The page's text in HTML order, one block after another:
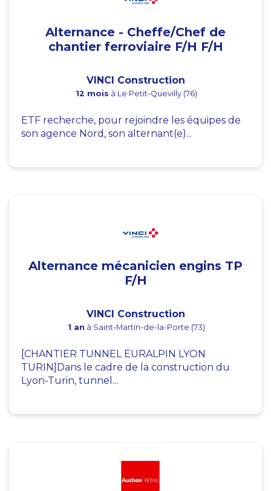
Alternance - Cheffe/Chef de
chantier ferroviaire F/H F/H
VINCI Construction
12 mois à Le Petit-Quevilly (76)
ETF recherche, pour rejoindre les équipes de
son agence Nord, son alternant(e)...
Alternance mécanicien engins TP
F/H
VINCI Construction
1 an à Saint-Martin-de-la-Porte (73)
[CHANTIER TUNNEL EURALPIN LYON
TURIN]Dans le cadre de la construction du
Lyon-Turin, tunnel...